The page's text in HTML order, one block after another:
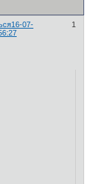
1
16-07-